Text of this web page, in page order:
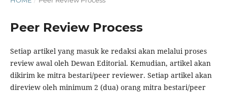
Peer Review Process
Setiap artikel yang masuk ke redaksi akan melalui proses
review awal oleh Dewan Editorial. Kemudian, artikel akan
dikirim ke mitra bestari/peer reviewer. Setiap artikel akan
direview oleh minimum 2 (dua) orang mitra bestari/peer